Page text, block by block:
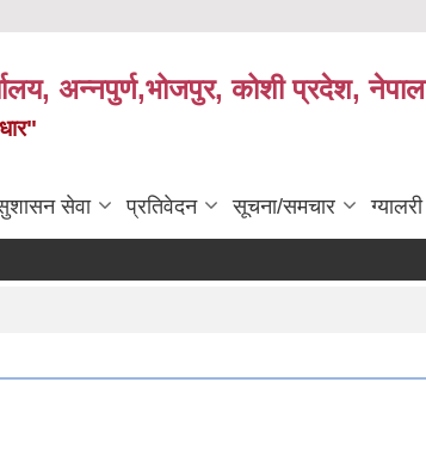
अन्नपुर्ण,भोजपुर, कोशी प्रदेश, नेपाल
सेवा प्रतिवेदन सूचना/समचार ग्यालरी